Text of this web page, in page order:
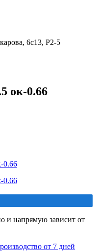
6с13, Р2-5
ок-0.66
и напрямую зависит от
от 7 дней